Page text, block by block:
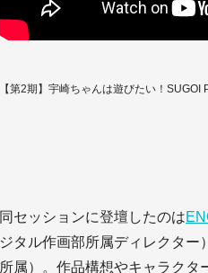
【第2期】宇崎ちゃんは遊びたい！SUGOI
同セッションに登壇したのは
ジタル作画部所属ディレクター
所属）。作品構想やキャラクタ